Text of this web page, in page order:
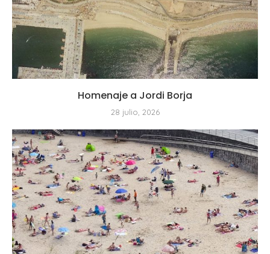
Homenaje a Jordi Borja
28 julio, 2026